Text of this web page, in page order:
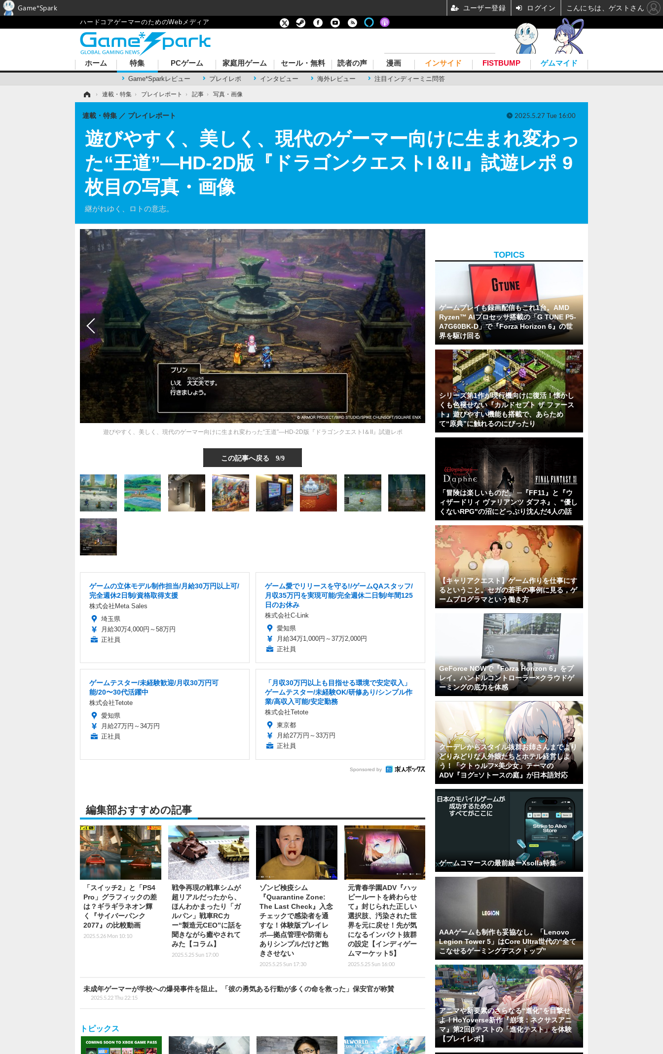
ハードコアゲーマーのためのWebメディア
ホーム 特集
Game*Sparkレビュー プレイレポ インタビュー 海外レビュー 注目インディーミニ問答
PCゲーム 家庭用ゲーム セール・無料 読者の声 漫画 インサイド FISTBUMP ゲムマイド
› 連載・特集 › プレイレポート › 記事 › 写真・画像
遊びやすく、美しく、現代のゲーマー向けに生まれ変わっ
た“王道”―HD-2D版『ドラゴンクエストI＆II』試遊レポ 9
枚目の写真・画像
継がれゆく、ロトの意志。
連載・特集 プレイレポート 2025.5.27 Tue 16:00
遊びやすく、美しく、現代のゲーマー向けに生まれ変わった“王道”―HD-2D版『ドラゴンクエストI＆II』試遊レポ
この記事へ戻る 9/9
ゲームの立体モデル制作担当/月給30万円以上可/
完全週休2日制/資格取得支援
株式会社Meta Sales
埼玉県
月給30万4,000円～58万円
正社員
ゲーム愛でリリースを守る!/ゲームQAスタッフ/
月収35万円を実現可能/完全週休二日制/年間125
日のお休み
株式会社C-Link
愛知県
月給34万1,000円～37万2,000円
正社員
ゲームテスター/未経験歓迎/月収30万円可
能/20〜30代活躍中
株式会社Tetote
愛知県
月給27万円～34万円
正社員
「月収30万円以上も目指せる環境で安定収入」
ゲームテスター/未経験OK/研修あり/シンプル作
業/高収入可能/安定勤務
株式会社Tetote
東京都
月給27万円～33万円
正社員
Sponsored by
編集部おすすめの記事
「スイッチ2」と「PS4
Pro」グラフィックの差
は？ギラギラネオン輝
く『サイバーパンク
2077』の比較動画
2025.5.26 Mon 10:10
戦争再現の戦車シムが
超リアルだったから、
ほんわかまったり「ガ
ルパン」戦車RCカ
ー“製造元CEO”に話を
聞きながら癒やされて
みた【コラム】
2025.5.25 Sun 17:00
ゾンビ検疫シム
『Quarantine Zone:
The Last Check』入念
チェックで感染者を通
すな！体験版プレイレ
ポ―拠点管理や防衛も
ありシンプルだけど飽
きさせない
2025.5.25 Sun 17:30
元青春学園ADV『ハッ
ピールートを終わらせ
て』封じられた正しい
選択肢、汚染された世
界を元に戻せ！先が気
になるインパクト抜群
の設定【インディゲー
ムマーケット5】
2025.5.25 Sun 16:00
未成年ゲーマーが学校への爆発事件を阻止。「彼の勇気ある行動が多くの命を救った」保安官が称賛
2025.5.22 Thu 22:15
トピックス
TOPICS
ゲームプレイも録画配信もこれ1台。AMD
Ryzen™ AIプロセッサ搭載の「G TUNE P5-
A7G60BK-D」で『Forza Horizon 6』の世
界を駆け回る
シリーズ第1作が現行機向けに復活！懐かし
くも色褪せない『カルドセプト ザ ファース
ト』遊びやすい機能も搭載で、あらため
て“原典”に触れるのにぴったり
「冒険は楽しいものだ」 ─『FF11』と『ウ
ィザードリィ ヴァリアンツ ダフネ』、"優し
くないRPG"の沼にどっぷり沈んだ4人の話
【キャリアクエスト】ゲーム作りを仕事にす
るということ。セガの若手の事例に見る，ゲ
ームプログラマという働き方
GeForce NOWで『Forza Horizon 6』をプ
レイ。ハンドルコントローラー×クラウドゲ
ーミングの底力を体感
クーデレからスタイル抜群お姉さんまでより
どりみどりな人外娘たちとホテル経営しよ
う！「クトゥルフ×美少女」テーマの
ADV『ヨグ=ソトースの庭』が日本語対応
ゲームコマースの最前線ーXsolla特集
AAAゲームも制作も妥協なし。「Lenovo
Legion Tower 5」はCore Ultra世代の“全て
こなせるゲーミングデスクトップ”
アニマや新要素のさらなる“進化”を目撃せ
よ！HoYoverse新作『崩壊：ネクサスアニ
マ』第2回βテストの「進化テスト」を体験
【プレイレポ】
Game*Spark ユーザー登録 ログイン こんにちは、ゲストさん